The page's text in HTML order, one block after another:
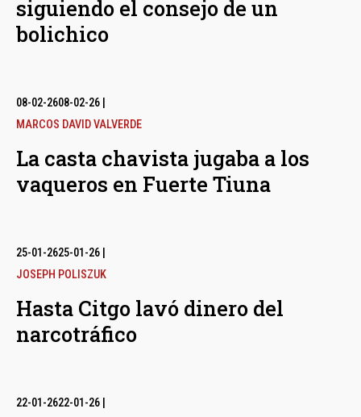
siguiendo el consejo de un
bolichico
08-02-2608-02-26
MARCOS DAVID VALVERDE
La casta chavista jugaba a los
vaqueros en Fuerte Tiuna
25-01-2625-01-26
JOSEPH POLISZUK
Hasta Citgo lavó dinero del
narcotráfico
22-01-2622-01-26